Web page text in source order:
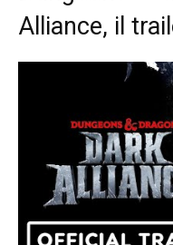
Alliance, il